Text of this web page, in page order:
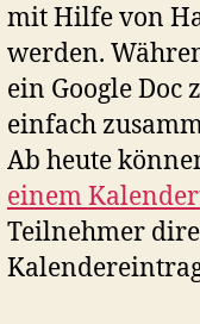
mit Hilfe von
werden.
ein Google Doc
einfach
Ab heute
einem
Teilnehmer